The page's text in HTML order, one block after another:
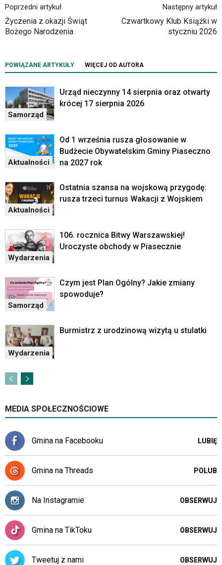
czytniku
oraz
mogą
dedykowane
skróty
klawiaturowe
przyjęte
dla
platformy.
Poprzedni artykuł
Życzenia z okazji Świąt
Bożego Narodzenia
Następny artykuł
Czwartkowy Klub Książki w
styczniu 2026
POWIĄZANE ARTYKUŁY WIĘCEJ OD AUTORA
Samorząd
Urząd nieczynny 14 sierpnia oraz otwarty
krócej 17 sierpnia 2026
Aktualności
Od 1 września rusza głosowanie w
Budżecie Obywatelskim Gminy Piaseczno
na 2027 rok
Aktualności
Ostatnia szansa na wojskową przygodę:
rusza trzeci turnus Wakacji z Wojskiem
Wydarzenia
106. rocznica Bitwy Warszawskiej!
Uroczyste obchody w Piasecznie
Samorząd
Czym jest Plan Ogólny? Jakie zmiany
spowoduje?
Wydarzenia
Burmistrz z urodzinową wizytą u stulatki
MEDIA SPOŁECZNOŚCIOWE
Gmina na Facebooku LUBIĘ
Gmina na Threads POLUB
Na Instagramie OBSERWUJ
Gmina na TikToku OBSERWUJ
Tweetuj z nami OBSERWUJ